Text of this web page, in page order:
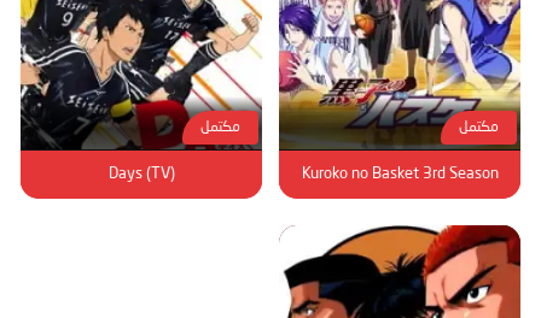
مكتمل
Kuroko no Basket 3rd Season
مكتمل
Days (TV)